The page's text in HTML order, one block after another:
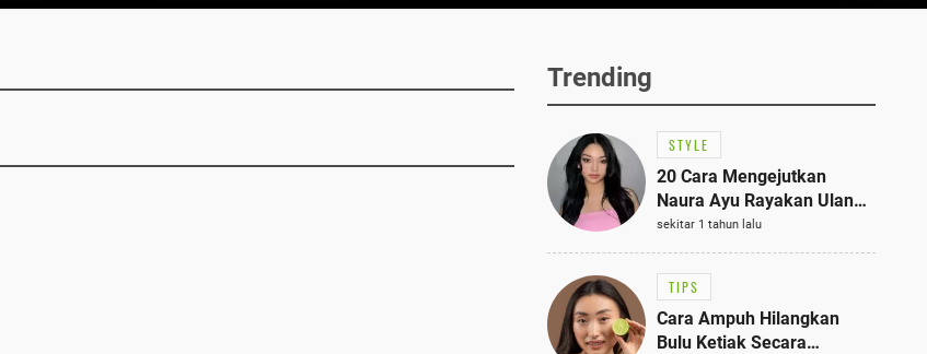
Trending
STYLE
20 Cara Mengejutkan
Naura Ayu Rayakan Ulang
Tahun di Panti Asuhan,
Terlihat Anggun dengan
Kaftan Cokelat
sekitar 1 tahun lalu
TIPS
Cara Ampuh Hilangkan
Bulu Ketiak Secara